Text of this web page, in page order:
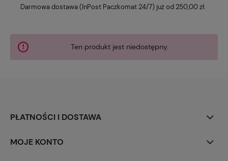
Darmowa dostawa (InPost Paczkomat 24/7) już od 250,00 zł.
Ten produkt jest niedostępny.
PŁATNOŚCI I DOSTAWA
MOJE KONTO